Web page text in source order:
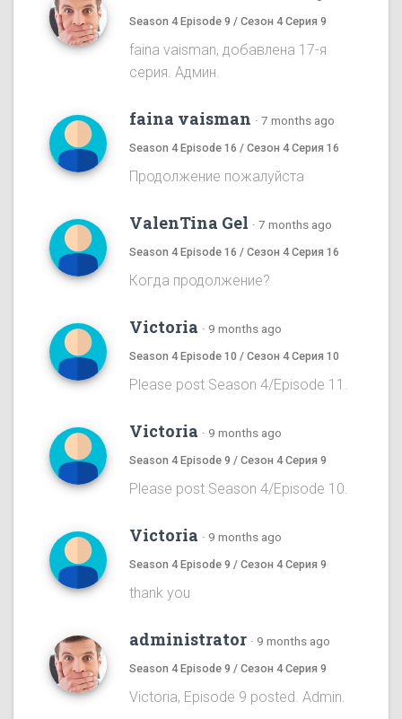
Season 4 Episode 9 / Сезон 4 Серия 9
faina vaisman, добавлена 17-я
серия. Админ.
faina vaisman · 7 months ago
Season 4 Episode 16 / Сезон 4 Серия 16
Продолжение пожалуйста
ValenTina Gel · 7 months ago
Season 4 Episode 16 / Сезон 4 Серия 16
Когда продолжение?
Victoria · 9 months ago
Season 4 Episode 10 / Сезон 4 Серия 10
Please post Season 4/Episode 11.
Victoria · 9 months ago
Season 4 Episode 9 / Сезон 4 Серия 9
Please post Season 4/Episode 10.
Victoria · 9 months ago
Season 4 Episode 9 / Сезон 4 Серия 9
thank you
administrator · 9 months ago
Season 4 Episode 9 / Сезон 4 Серия 9
Victoria, Episode 9 posted. Admin.